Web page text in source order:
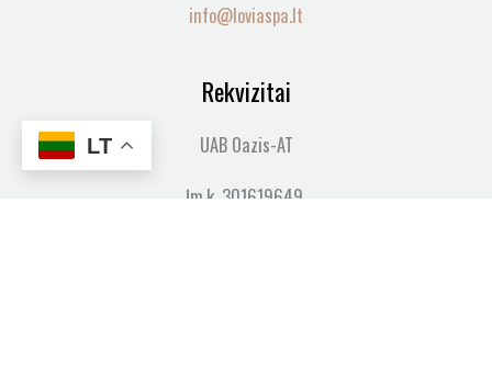
info@loviaspa.lt
Rekvizitai
UAB Oazis-AT
Įm.k. 301619649,
LT